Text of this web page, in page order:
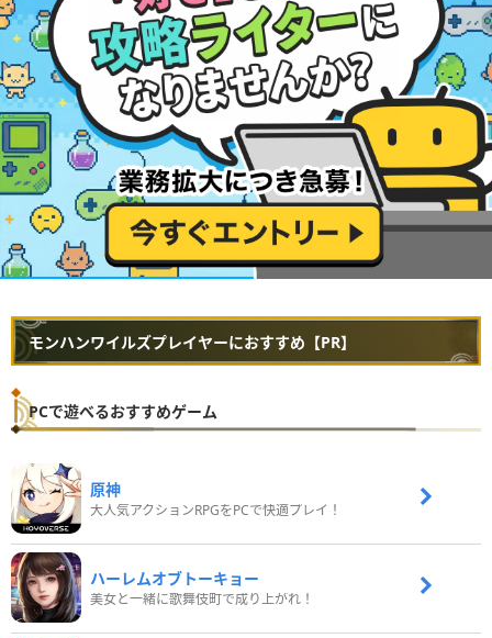
モンハンワイルズプレイヤーにおすすめ【PR】
PCで遊べるおすすめゲーム
原神
大人気アクションRPGをPCで快適プレイ！
ハーレムオブトーキョー
美女と一緒に歌舞伎町で成り上がれ！